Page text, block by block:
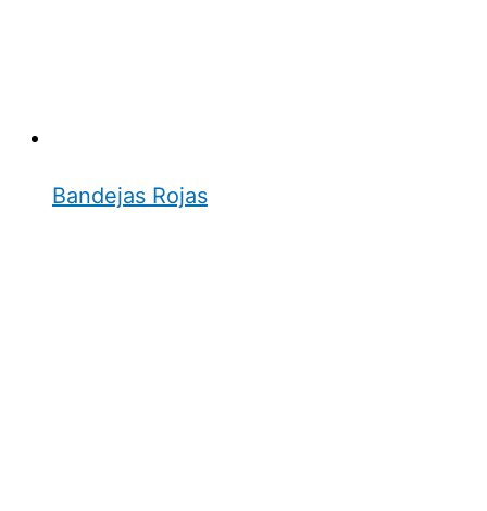
Bandejas Rojas